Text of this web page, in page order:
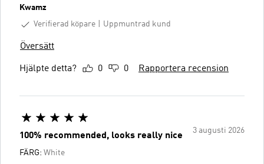
Kwamz
Verifierad köpare
Uppmuntrad kund
Översätt
Hjälpte detta? 0 0 Rapportera recension
3 augusti 2026
100% recommended, looks really nice
FÄRG: White